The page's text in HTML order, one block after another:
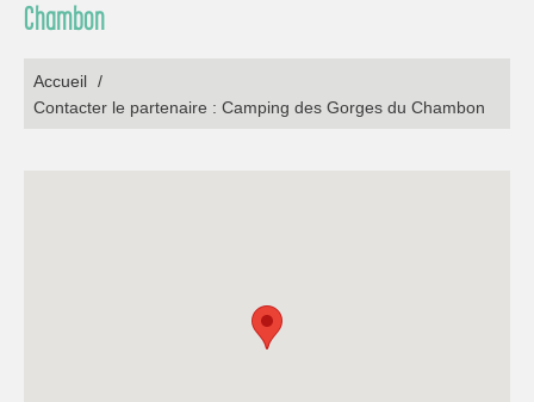
Chambon
Accueil /
Contacter le partenaire : Camping des Gorges du Chambon